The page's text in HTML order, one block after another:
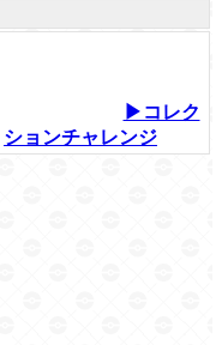
▶コレク
ションチャレンジ